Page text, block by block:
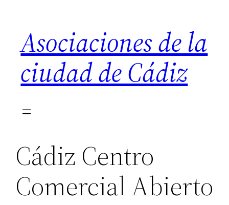
contenido
Asociaciones de la
ciudad de Cádiz
Cádiz Centro
Comercial Abierto